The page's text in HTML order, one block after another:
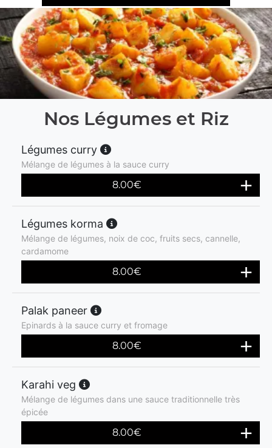
Nos Légumes et Riz
Légumes curry
Mélange de légumes à la sauce curry
8.00€
Légumes korma
Mélange de légumes, noix de coc, fruits secs, cannelle,
cardamome
8.00€
Palak paneer
Epinards à la sauce curry et fromage
8.00€
Karahi veg
Mélange de légumes dans une sauce traditionnelle très
épicée
8.00€